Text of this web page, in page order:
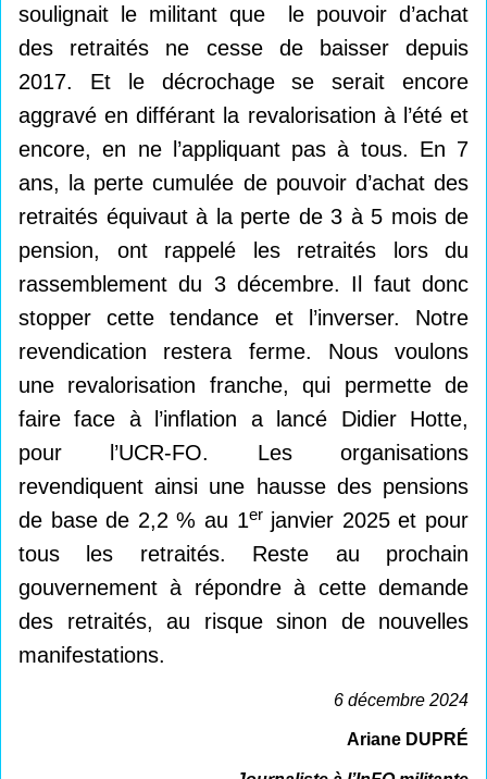
soulignait le militant que le pouvoir d’achat
des retraités ne cesse de baisser depuis
2017. Et le décrochage se serait encore
aggravé en différant la revalorisation à l’été et
encore, en ne l’appliquant pas à tous. En 7
ans, la perte cumulée de pouvoir d’achat des
retraités équivaut à la perte de 3 à 5 mois de
pension, ont rappelé les retraités lors du
rassemblement du 3 décembre. Il faut donc
stopper cette tendance et l’inverser. Notre
revendication restera ferme. Nous voulons
une revalorisation franche, qui permette de
faire face à l’inflation a lancé Didier Hotte,
pour l’UCR-FO. Les organisations
revendiquent ainsi une hausse des pensions
de base de 2,2 % au 1erjanvier 2025 et pour
tous les retraités. Reste au prochain
gouvernement à répondre à cette demande
des retraités, au risque sinon de nouvelles
manifestations.
6 décembre 2024
Ariane DUPRÉ